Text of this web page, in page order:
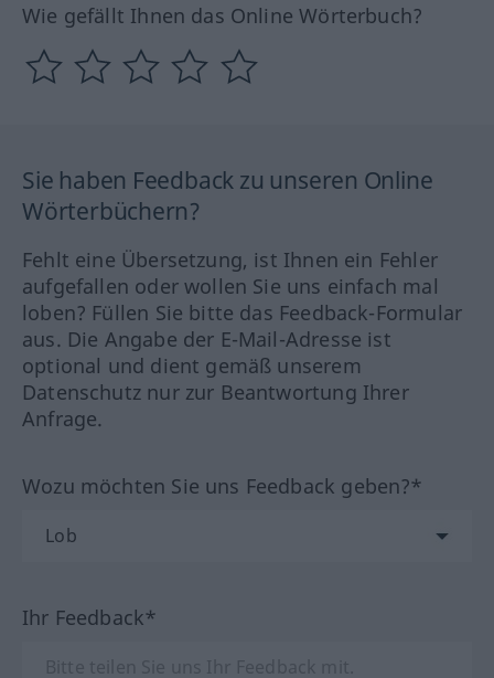
Wie gefällt Ihnen das Online Wörterbuch?
Sie haben Feedback zu unseren Online
Wörterbüchern?
Fehlt eine Übersetzung, ist Ihnen ein Fehler
aufgefallen oder wollen Sie uns einfach mal
loben? Füllen Sie bitte das Feedback-Formular
aus. Die Angabe der E-Mail-Adresse ist
optional und dient gemäß unserem
Datenschutz nur zur Beantwortung Ihrer
Anfrage.
Wozu möchten Sie uns Feedback geben?*
Ihr Feedback*